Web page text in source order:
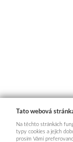
Tato webová
Na těchto stránkách
typy cookies a jejich
prosím Vámi